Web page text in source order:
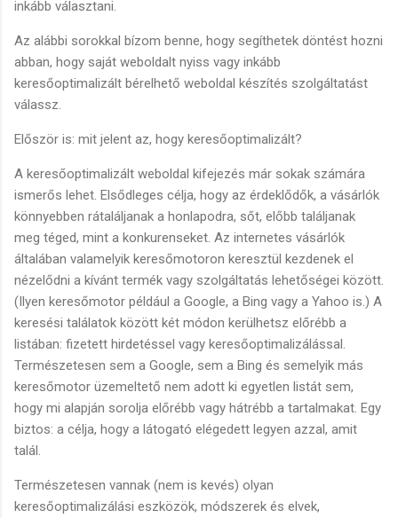
inkább választani.
Az alábbi sorokkal bízom benne, hogy segíthetek döntést hozni
abban, hogy saját weboldalt nyiss vagy inkább
keresőoptimalizált bérelhető weboldal készítés szolgáltatást
válassz.
Először is: mit jelent az, hogy keresőoptimalizált?
A keresőoptimalizált weboldal kifejezés már sokak számára
ismerős lehet. Elsődleges célja, hogy az érdeklődők, a vásárlók
könnyebben rátaláljanak a honlapodra, sőt, előbb találjanak
meg téged, mint a konkurenseket. Az internetes vásárlók
általában valamelyik keresőmotoron keresztül kezdenek el
nézelődni a kívánt termék vagy szolgáltatás lehetőségei között.
(Ilyen keresőmotor például a Google, a Bing vagy a Yahoo is.) A
keresési találatok között két módon kerülhetsz előrébb a
listában: fizetett hirdetéssel vagy keresőoptimalizálással.
Természetesen sem a Google, sem a Bing és semelyik más
keresőmotor üzemeltető nem adott ki egyetlen listát sem,
hogy mi alapján sorolja előrébb vagy hátrébb a tartalmakat. Egy
biztos: a célja, hogy a látogató elégedett legyen azzal, amit
talál.
Természetesen vannak (nem is kevés) olyan
keresőoptimalizálási eszközök, módszerek és elvek,